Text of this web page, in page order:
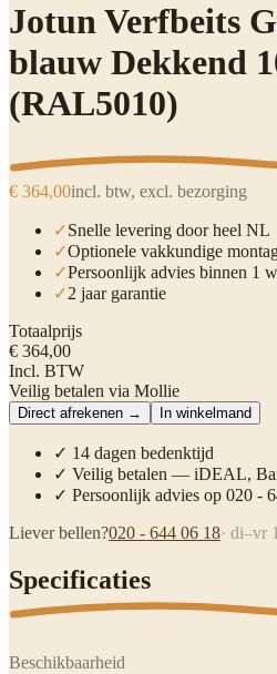
Jotun Verfbeits
blauw Dekkend
(RAL5010)
€ 364,00incl. btw, excl. bezorging
✓Snelle levering door heel NL
✓Optionele vakkundige
✓Persoonlijk advies binnen 1
✓2 jaar garantie
Totaalprijs
€ 364,00
Incl. BTW
Veilig betalen via Mollie
Direct afrekenen → In winkelmand
✓ 14 dagen bedenktijd
✓ Veilig betalen — iDEAL,
✓ Persoonlijk advies op 020 -
Liever bellen?020 - 644 06 18· di–vr
Specificaties
Beschikbaarheid